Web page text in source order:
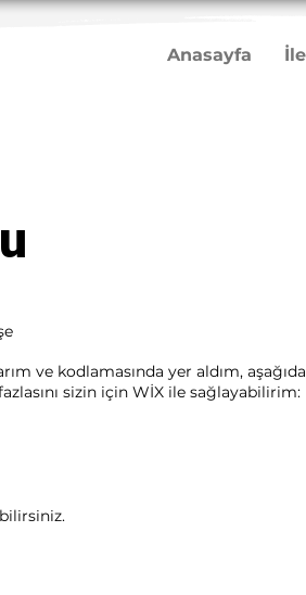
Anasayfa
ve kodlamasında yer aldım,
sizin için WİX ile sağlayabilirim:​